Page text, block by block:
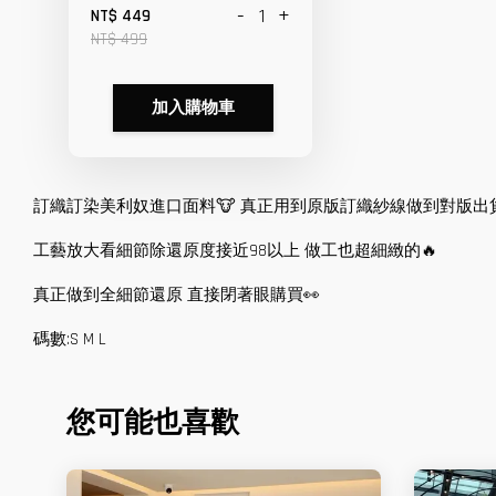
NT$ 449
NT$ 499
- +
加入購物車
訂織訂染美利奴進口面料🐮 真正用到原版訂織紗線做到對版出
工藝放大看細節除還原度接近98以上 做工也超細緻的🔥
真正做到全細節還原 直接閉著眼購買👀
碼數:S M L
您可能也喜歡